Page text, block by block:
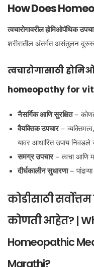
How Does
त्वचारोगावरील होमिओपॅथिक
शरीरातील अंतर्गत असंतुलन
त्वचारोगासाठी
homeopathy for
नैसर्गिक आणि सुरक्षित–
वैयक्तिक उपचार–
यावर आधारित उपाय निवडले
समग्र उपचार– त्वचा आणि
दीर्घकालीन सुधारणा–
कोडीसाठी
कोणती आहेत? |
Homeopathic
Marathi?